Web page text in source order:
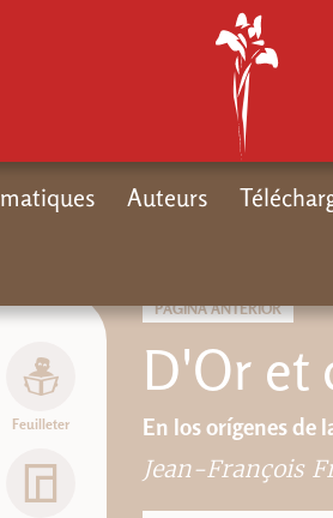
PÁGINA ANTERIOR
D'Or et
En los orígenes de
Jean-François
Feuilleter
Auteurs